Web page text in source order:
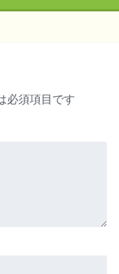
必須項目です